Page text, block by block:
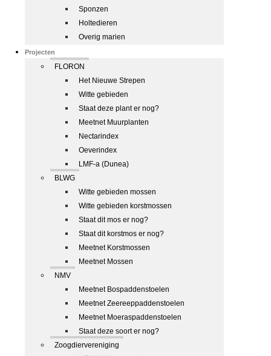
Sponzen
Holtedieren
Overig marien
Projecten
FLORON
Het Nieuwe Strepen
Witte gebieden
Staat deze plant er nog?
Meetnet Muurplanten
Nectarindex
Oeverindex
LMF-a (Dunea)
BLWG
Witte gebieden mossen
Witte gebieden korstmossen
Staat dit mos er nog?
Staat dit korstmos er nog?
Meetnet Korstmossen
Meetnet Mossen
NMV
Meetnet Bospaddenstoelen
Meetnet Zeereeppaddenstoelen
Meetnet Moeraspaddenstoelen
Staat deze soort er nog?
Zoogdiervereniging